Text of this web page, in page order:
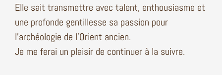
Elle sait transmettre avec talent, enthousiasme et
une profonde gentillesse sa passion pour
l’archéologie de l’Orient ancien.
Je me ferai un plaisir de continuer à la suivre.